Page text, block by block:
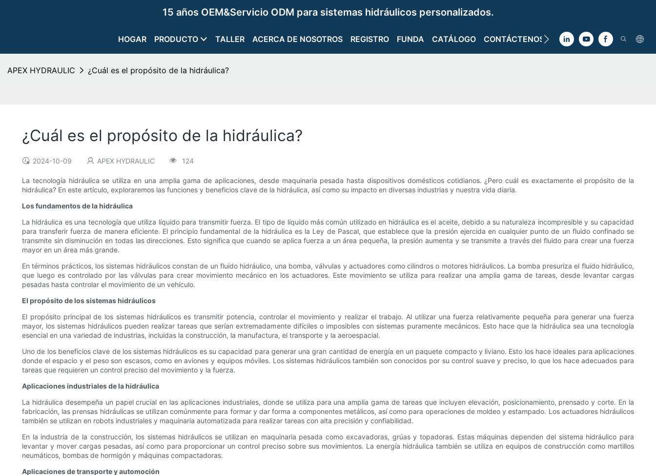
15 años OEM&Servicio ODM para sistemas hidráulicos personalizados.
HOGAR PRODUCTO TALLER ACERCA DE NOSOTROS REGISTRO FUNDA CATÁLOGO CONTÁCTENOS
APEX HYDRAULIC ¿Cuál es el propósito de la hidráulica?
¿Cuál es el propósito de la hidráulica?
2024-10-09 APEX HYDRAULIC 124
La tecnología hidráulica se utiliza en una amplia gama de aplicaciones, desde maquinaria pesada hasta dispositivos domésticos cotidianos. ¿Pero cuál es exactamente el propósito de la
hidráulica? En este artículo, exploraremos las funciones y beneficios clave de la hidráulica, así como su impacto en diversas industrias y nuestra vida diaria.
Los fundamentos de la hidráulica
La hidráulica es una tecnología que utiliza líquido para transmitir fuerza. El tipo de líquido más común utilizado en hidráulica es el aceite, debido a su naturaleza incompresible y su capacidad
para transferir fuerza de manera eficiente. El principio fundamental de la hidráulica es la Ley de Pascal, que establece que la presión ejercida en cualquier punto de un fluido confinado se
transmite sin disminución en todas las direcciones. Esto significa que cuando se aplica fuerza a un área pequeña, la presión aumenta y se transmite a través del fluido para crear una fuerza
mayor en un área más grande.
En términos prácticos, los sistemas hidráulicos constan de un fluido hidráulico, una bomba, válvulas y actuadores como cilindros o motores hidráulicos. La bomba presuriza el fluido hidráulico,
que luego es controlado por las válvulas para crear movimiento mecánico en los actuadores. Este movimiento se utiliza para realizar una amplia gama de tareas, desde levantar cargas
pesadas hasta controlar el movimiento de un vehículo.
El propósito de los sistemas hidráulicos
El propósito principal de los sistemas hidráulicos es transmitir potencia, controlar el movimiento y realizar el trabajo. Al utilizar una fuerza relativamente pequeña para generar una fuerza
mayor, los sistemas hidráulicos pueden realizar tareas que serían extremadamente difíciles o imposibles con sistemas puramente mecánicos. Esto hace que la hidráulica sea una tecnología
esencial en una variedad de industrias, incluidas la construcción, la manufactura, el transporte y la aeroespacial.
Uno de los beneficios clave de los sistemas hidráulicos es su capacidad para generar una gran cantidad de energía en un paquete compacto y liviano. Esto los hace ideales para aplicaciones
donde el espacio y el peso son escasos, como en aviones y equipos móviles. Los sistemas hidráulicos también son conocidos por su control suave y preciso, lo que los hace adecuados para
tareas que requieren un control preciso del movimiento y la fuerza.
Aplicaciones industriales de la hidráulica
La hidráulica desempeña un papel crucial en las aplicaciones industriales, donde se utiliza para una amplia gama de tareas que incluyen elevación, posicionamiento, prensado y corte. En la
fabricación, las prensas hidráulicas se utilizan comúnmente para formar y dar forma a componentes metálicos, así como para operaciones de moldeo y estampado. Los actuadores hidráulicos
también se utilizan en robots industriales y maquinaria automatizada para realizar tareas con alta precisión y confiabilidad.
En la industria de la construcción, los sistemas hidráulicos se utilizan en maquinaria pesada como excavadoras, grúas y topadoras. Estas máquinas dependen del sistema hidráulico para
levantar y mover cargas pesadas, así como para proporcionar un control preciso sobre sus movimientos. La energía hidráulica también se utiliza en equipos de construcción como martillos
neumáticos, bombas de hormigón y máquinas compactadoras.
Aplicaciones de transporte y automoción